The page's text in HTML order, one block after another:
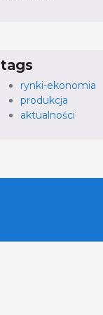
tags
rynki-ekonomia
produkcja
aktualności